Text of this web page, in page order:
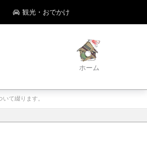
観光・おでかけ
ホーム
て綴ります。